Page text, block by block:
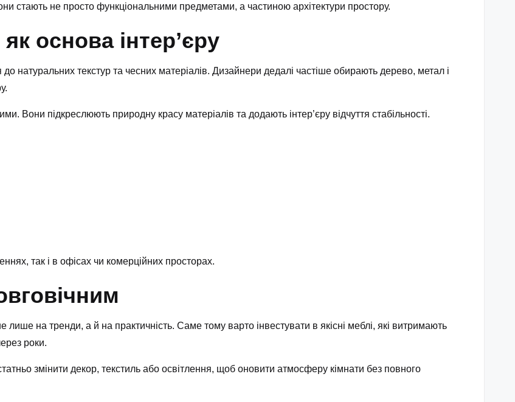
стають не просто функціональними предметами, а частиною архітектури простору.
основа інтер’єру
натуральних текстур та чесних матеріалів. Дизайнери дедалі частіше обирають дерево, метал і
Вони підкреслюють природну красу матеріалів та додають інтер’єру відчуття стабільності.
так і в офісах чи комерційних просторах.
лише на тренди, а й на практичність. Саме тому варто інвестувати в якісні меблі, які витримають
роки.
змінити декор, текстиль або освітлення, щоб оновити атмосферу кімнати без повного